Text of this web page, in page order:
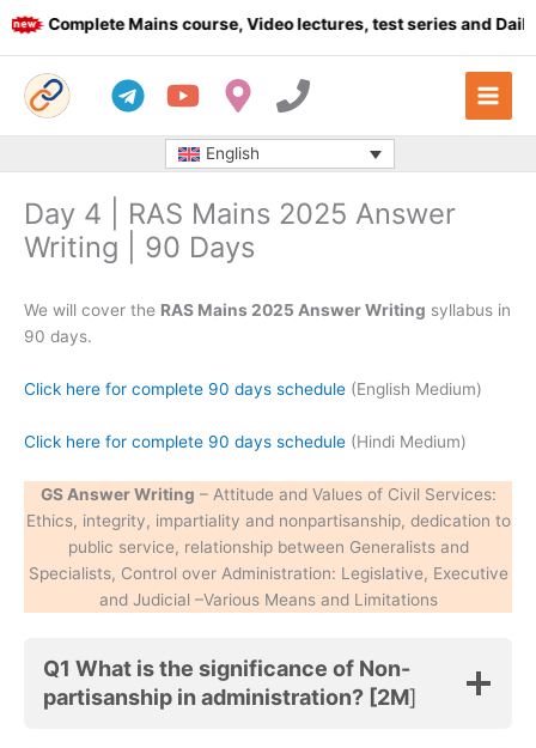
Skip
to
Complete Mains course, Video lectures, test series and Daily
English
Day 4 | RAS Mains 2025 Answer
Writing | 90 Days
We will cover the RAS Mains 2025 Answer Writing syllabus in
90 days.
Click here for complete 90 days schedule (English Medium)
Click here for complete 90 days schedule (Hindi Medium)
GS Answer Writing – Attitude and Values of Civil Services:
Ethics, integrity, impartiality and nonpartisanship, dedication to
public service, relationship between Generalists and
Specialists, Control over Administration: Legislative, Executive
and Judicial –Various Means and Limitations
Q1 What is the significance of Non-
partisanship in administration? [2M]